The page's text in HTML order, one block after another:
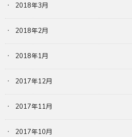
2018年3月
2018年2月
2018年1月
2017年12月
2017年11月
2017年10月